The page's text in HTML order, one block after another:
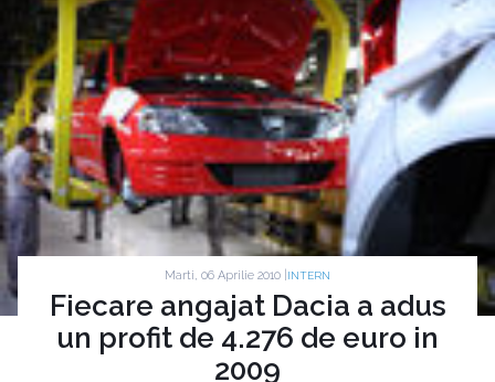
Marti, 06 Aprilie 2010 | INTERN
Fiecare angajat Dacia a adus
un profit de 4.276 de euro in
2009